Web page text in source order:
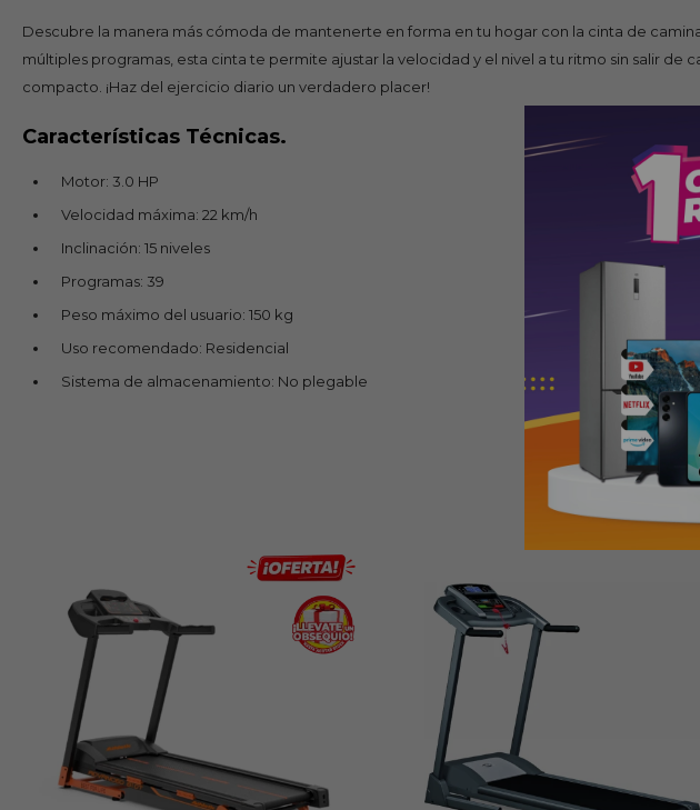
Descubre la manera más cómoda de mantenerte en forma en tu hogar con la cinta de
múltiples programas, esta cinta te permite ajustar la velocidad y el nivel a tu ritmo sin salir de
compacto. ¡Haz del ejercicio diario un verdadero placer!
Características Técnicas.
Motor: 3.0 HP
Velocidad máxima: 22 km/h
Inclinación: 15 niveles
Programas: 39
Peso máximo del usuario: 150 kg
Uso recomendado: Residencial
Sistema de almacenamiento: No plegable
PRODUCTOS